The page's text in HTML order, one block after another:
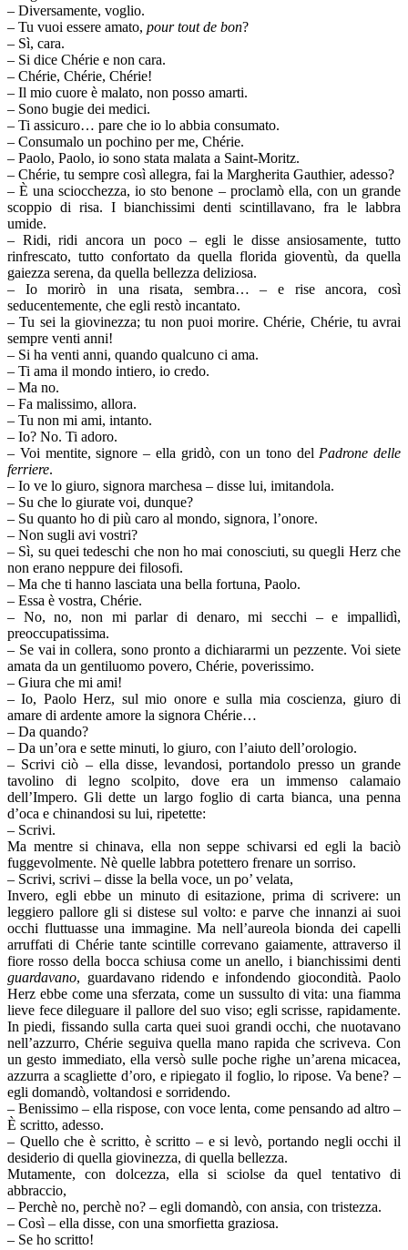
– Diversamente, voglio.
– Tu vuoi essere amato, pour tout de bon?
– Sì, cara.
– Si dice Chérie e non cara.
– Chérie, Chérie, Chérie!
– Il mio cuore è malato, non posso amarti.
– Sono bugie dei medici.
– Ti assicuro… pare che io lo abbia consumato.
– Consumalo un pochino per me, Chérie.
– Paolo, Paolo, io sono stata malata a Saint-Moritz.
– Chérie, tu sempre così allegra, fai la Margherita Gauthier, adesso?
– È una sciocchezza, io sto benone – proclamò ella, con un grande
scoppio di risa. I bianchissimi denti scintillavano, fra le labbra
umide.
– Ridi, ridi ancora un poco – egli le disse ansiosamente, tutto
rinfrescato, tutto confortato da quella florida gioventù, da quella
gaiezza serena, da quella bellezza deliziosa.
– Io morirò in una risata, sembra… – e rise ancora, così
seducentemente, che egli restò incantato.
– Tu sei la giovinezza; tu non puoi morire. Chérie, Chérie, tu avrai
sempre venti anni!
– Si ha venti anni, quando qualcuno ci ama.
– Ti ama il mondo intiero, io credo.
– Ma no.
– Fa malissimo, allora.
– Tu non mi ami, intanto.
– Io? No. Ti adoro.
– Voi mentite, signore – ella gridò, con un tono del Padrone delle
ferriere.
– Io ve lo giuro, signora marchesa – disse lui, imitandola.
– Su che lo giurate voi, dunque?
– Su quanto ho di più caro al mondo, signora, l’onore.
– Non sugli avi vostri?
– Sì, su quei tedeschi che non ho mai conosciuti, su quegli Herz che
non erano neppure dei filosofi.
– Ma che ti hanno lasciata una bella fortuna, Paolo.
– Essa è vostra, Chérie.
– No, no, non mi parlar di denaro, mi secchi – e impallidì,
preoccupatissima.
– Se vai in collera, sono pronto a dichiararmi un pezzente. Voi siete
amata da un gentiluomo povero, Chérie, poverissimo.
– Giura che mi ami!
– Io, Paolo Herz, sul mio onore e sulla mia coscienza, giuro di
amare di ardente amore la signora Chérie…
– Da quando?
– Da un’ora e sette minuti, lo giuro, con l’aiuto dell’orologio.
– Scrivi ciò – ella disse, levandosi, portandolo presso un grande
tavolino di legno scolpito, dove era un immenso calamaio
dell’Impero. Gli dette un largo foglio di carta bianca, una penna
d’oca e chinandosi su lui, ripetette:
– Scrivi.
Ma mentre si chinava, ella non seppe schivarsi ed egli la baciò
fuggevolmente. Nè quelle labbra potettero frenare un sorriso.
– Scrivi, scrivi – disse la bella voce, un po’ velata,
Invero, egli ebbe un minuto di esitazione, prima di scrivere: un
leggiero pallore gli si distese sul volto: e parve che innanzi ai suoi
occhi fluttuasse una immagine. Ma nell’aureola bionda dei capelli
arruffati di Chérie tante scintille correvano gaiamente, attraverso il
fiore rosso della bocca schiusa come un anello, i bianchissimi denti
guardavano, guardavano ridendo e infondendo giocondità. Paolo
Herz ebbe come una sferzata, come un sussulto di vita: una fiamma
lieve fece dileguare il pallore del suo viso; egli scrisse, rapidamente.
In piedi, fissando sulla carta quei suoi grandi occhi, che nuotavano
nell’azzurro, Chérie seguiva quella mano rapida che scriveva. Con
un gesto immediato, ella versò sulle poche righe un’arena micacea,
azzurra a scagliette d’oro, e ripiegato il foglio, lo ripose. Va bene? –
egli domandò, voltandosi e sorridendo.
– Benissimo – ella rispose, con voce lenta, come pensando ad altro –
È scritto, adesso.
– Quello che è scritto, è scritto – e si levò, portando negli occhi il
desiderio di quella giovinezza, di quella bellezza.
Mutamente, con dolcezza, ella si sciolse da quel tentativo di
abbraccio,
– Perchè no, perchè no? – egli domandò, con ansia, con tristezza.
– Così – ella disse, con una smorfietta graziosa.
– Se ho scritto!